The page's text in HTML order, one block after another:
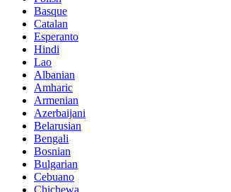
Basque
Catalan
Esperanto
Hindi
Lao
Albanian
Amharic
Armenian
Azerbaijani
Belarusian
Bengali
Bosnian
Bulgarian
Cebuano
Chichewa